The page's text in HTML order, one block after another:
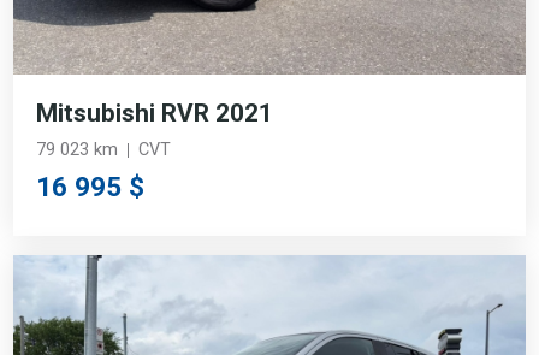
Mitsubishi RVR 2021
79 023 km CVT
16 995 $